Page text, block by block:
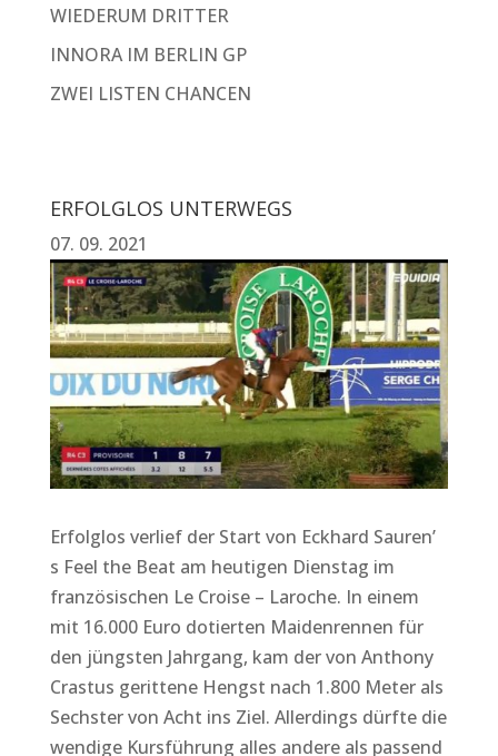
WIEDERUM DRITTER
INNORA IM BERLIN GP
ZWEI LISTEN CHANCEN
ERFOLGLOS UNTERWEGS
07. 09. 2021
Erfolglos verlief der Start von Eckhard Sauren’
s Feel the Beat am heutigen Dienstag im
französischen Le Croise – Laroche. In einem
mit 16.000 Euro dotierten Maidenrennen für
den jüngsten Jahrgang, kam der von Anthony
Crastus gerittene Hengst nach 1.800 Meter als
Sechster von Acht ins Ziel. Allerdings dürfte die
wendige Kursführung alles andere als passend